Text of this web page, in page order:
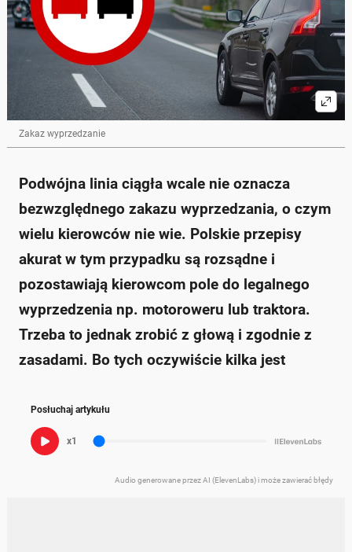
Mandat za przekroczenie linii P-4 wynosi 200 zł i 5
punktów karnych.
Wyprzedzanie na podwójnej ciągłej jest dozwolone,
jeśli zmieścimy się w swoim pasie ruchu.
Współpraca między kierowcami jest kluczowa dla
bezpiecznego wyprzedzania.
Policja monitoruje niebezpieczne wyprzedzanie,
przejazdów kolejowych.
Zakaz wyprzedzanie
Podwójna linia ciągła wcale nie oznacza
bezwzględnego zakazu wyprzedzania, o czym
wielu kierowców nie wie. Polskie przepisy
akurat w tym przypadku są rozsądne i
pozostawiają kierowcom pole do legalnego
wyprzedzenia np. motoroweru lub traktora.
Trzeba to jednak zrobić z głową i zgodnie z
zasadami. Bo tych oczywiście kilka jest
Posłuchaj artykułu
x1
Audio generowane przez AI (ElevenLabs) i może zawierać błędy